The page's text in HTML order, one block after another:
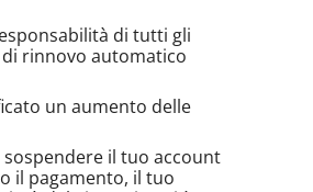
di tutti gli
rinnovo automatico
un aumento delle
il tuo account
il pagamento, il tuo